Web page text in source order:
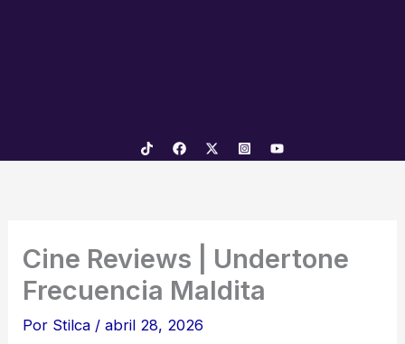
Cine Reviews | Undertone
Frecuencia Maldita
Por Stilca /abril 28, 2026